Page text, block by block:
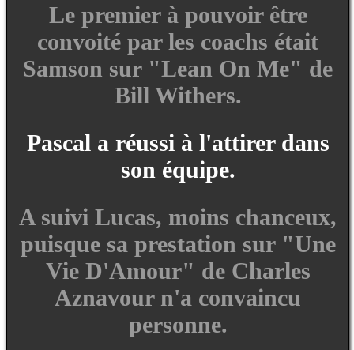
Le premier à pouvoir être
convoité par les coachs était
Samson sur "Lean On Me" de
Bill Withers.
Pascal a réussi à l'attirer dans
son équipe.
A suivi Lucas, moins chanceux,
puisque sa prestation sur "Une
Vie D'Amour" de Charles
Aznavour n'a convaincu
personne.